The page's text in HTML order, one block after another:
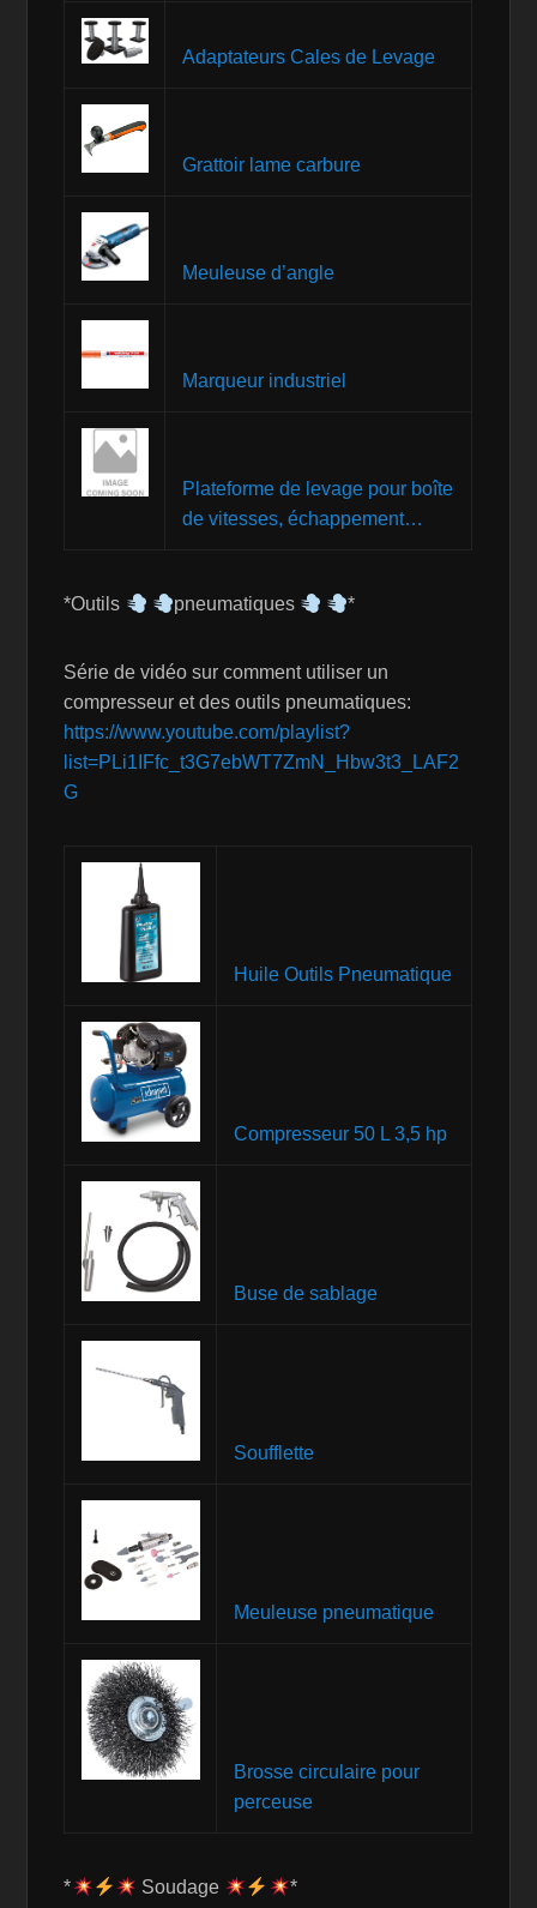
Adaptateurs Cales de Levage
Grattoir lame carbure
Meuleuse d’angle
Marqueur industriel
Plateforme de levage pour boîte
de vitesses, échappement…
*Outils pneumatiques *
Série de vidéo sur comment utiliser un
compresseur et des outils pneumatiques:
https://www.youtube.com/playlist?
list=PLi1IFfc_t3G7ebWT7ZmN_Hbw3t3_LAF2
G
Huile Outils Pneumatique
Compresseur 50 L 3,5 hp
Buse de sablage
Soufflette
Meuleuse pneumatique
Brosse circulaire pour
perceuse
* Soudage *